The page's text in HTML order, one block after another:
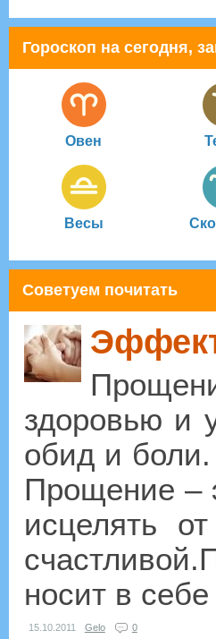
Гороскоп на сегодня,
Овен
Весы
Советуем почитать
здоровью и
обид и
Прощение –
исцелять
носит в
15.10.2011 Gelo 0